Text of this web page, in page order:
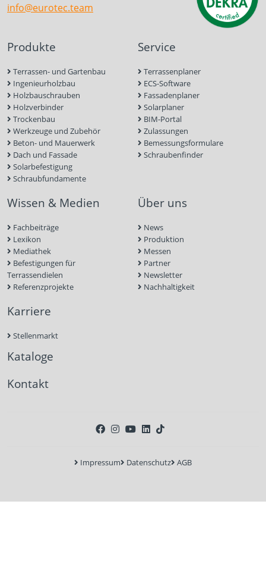
info@eurotec.team
Produkte
Terrassen- und Gartenbau
Ingenieurholzbau
Holzbauschrauben
Holzverbinder
Trockenbau
Werkzeuge und Zubehör
Beton- und Mauerwerk
Dach und Fassade
Solarbefestigung
Schraubfundamente
Service
Terrassenplaner
ECS-Software
Fassadenplaner
Solarplaner
BIM-Portal
Zulassungen
Bemessungsformulare
Schraubenfinder
Wissen & Medien
Fachbeiträge
Lexikon
Mediathek
Befestigungen für
Terrassendielen
Referenzprojekte
Über uns
News
Produktion
Messen
Partner
Newsletter
Nachhaltigkeit
Karriere
Stellenmarkt
Kataloge
Kontakt
Impressum Datenschutz AGB